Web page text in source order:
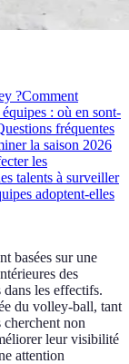
?Comment
: où en sont-
fréquentes
la saison 2026
les
talents à surveiller
adoptent-elles
basées sur une
des
dans les effectifs.
du volley-ball, tant
non
leur visibilité
attention